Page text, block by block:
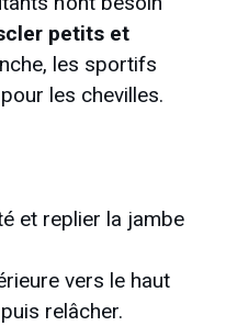
petits et
les sportifs
les chevilles.
et replier la jambe
vers le haut
relâcher.